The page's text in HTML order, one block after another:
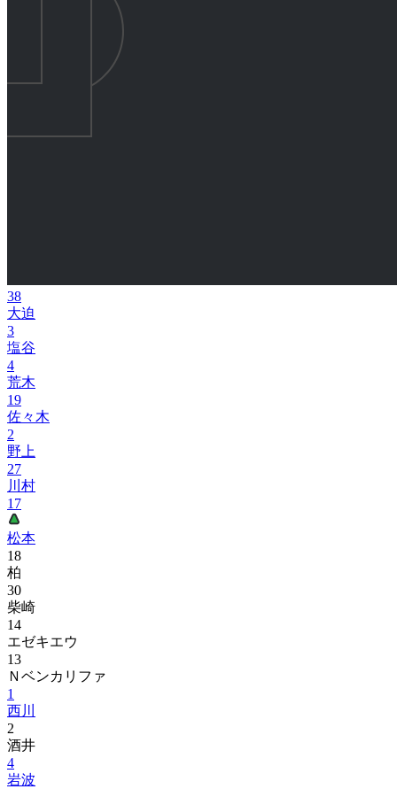
38
大迫
3
塩谷
4
荒木
19
佐々木
2
野上
27
川村
17
松本
18
柏
30
柴崎
14
エゼキエウ
13
Ｎベンカリファ
1
西川
2
酒井
4
岩波